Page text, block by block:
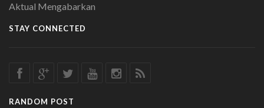
Aktual Mengabarkan
STAY CONNECTED
RANDOM POST